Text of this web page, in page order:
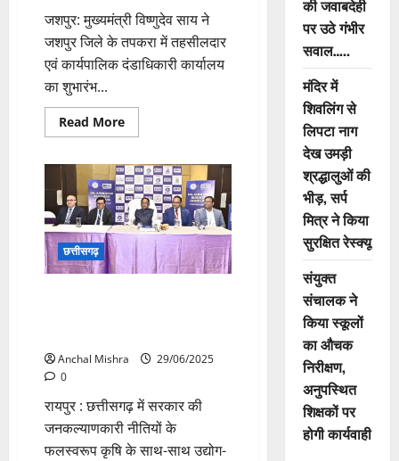
जशपुर: मुख्यमंत्री विष्णुदेव साय ने
जशपुर जिले के तपकरा में तहसीलदार
एवं कार्यपालिक दंडाधिकारी कार्यालय
का शुभारंभ...
Read MoreRead
more
को
मिली
नई
पहचान:
CM
साय
तहसील
कार्यालय
छत्तीसगढ़
Anchal Mishra
29/06/2025
0
रायपुर : छत्तीसगढ़ में सरकार की
जनकल्याणकारी नीतियों के
फलस्वरूप कृषि के साथ-साथ उद्योग-
की जवाबदेही
पर उठे गंभीर
सवाल…..
मंदिर में
शिवलिंग से
लिपटा नाग
देख उमड़ी
श्रद्धालुओं की
भीड़, सर्प
मित्र ने किया
सुरक्षित रेस्क्यू
संयुक्त
संचालक ने
किया स्कूलों
का औचक
निरीक्षण,
अनुपस्थित
शिक्षकों पर
होगी कार्यवाही